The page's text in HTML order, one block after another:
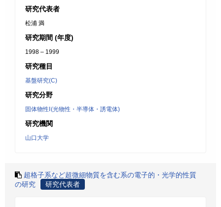
研究代表者
松浦 満
研究期間 (年度)
1998 – 1999
研究種目
基盤研究(C)
研究分野
固体物性Ⅰ(光物性・半導体・誘電体)
研究機関
山口大学
超格子系など超微細物質を含む系の電子的・光学的性質
の研究
研究代表者